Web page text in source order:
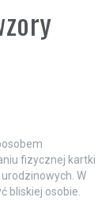
fizycznej kartki
W
bliskiej osobie.